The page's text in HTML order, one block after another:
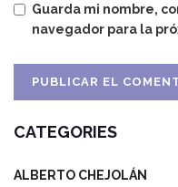
Guarda mi nombre,
navegador para la
CATEGORIES
ALBERTO CHEJOLÁN